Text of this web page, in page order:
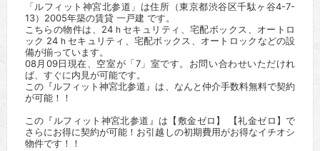
「ルフィット神宮北参道」は住所（東京都渋谷区千駄ヶ谷4-7-
13）2005年築の賃貸 一戸建 です。
こちらの物件は、24ｈセキュリティ、宅配ボックス、オートロ
ック 24ｈセキュリティ、宅配ボックス、オートロックなどの設
備が揃っています。
08月09日現在、空室が「7」室です。お問い合わせいただけれ
ば、すぐに内見が可能です。
この『ルフィット神宮北参道』は、なんと仲介手数料無料で契約
が可能！！
この『ルフィット神宮北参道』は【敷金ゼロ】 【礼金ゼロ】で
さらにお得に契約が可能！お引越しの初期費用がお得なイチオシ
物件です！！